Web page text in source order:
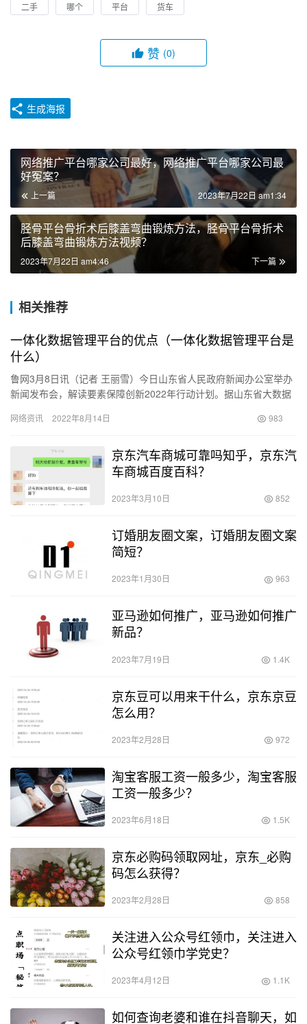
二手 哪个 平台 货车
赞 (0)
生成海报
网络推广平台哪家公司最好，网络推广平台哪家公司最
好冤案？
上一篇 2023年7月22日 am1:34
胫骨平台骨折术后膝盖弯曲锻炼方法，胫骨平台骨折术
后膝盖弯曲锻炼方法视频？
下一篇
2023年7月22日 am4:46
相关推荐
一体化数据管理平台的优点（一体化数据管理平台是
什么）
鲁网3月8日讯（记者 王丽雪）今日山东省人民政府新闻办公室举办
新闻发布会，解读要素保障创新2022年行动计划。据山东省大数据
网络资讯 2022年8月14日 983
京东汽车商城可靠吗知乎，京东汽
车商城百度百科？
2023年3月10日 852
订婚朋友圈文案，订婚朋友圈文案
简短？
2023年1月30日 963
亚马逊如何推广，亚马逊如何推广
新品？
2023年7月19日 1.4K
京东豆可以用来干什么，京东京豆
怎么用？
2023年2月28日 972
淘宝客服工资一般多少，淘宝客服
工资一般多少？
2023年6月18日 1.5K
京东必购码领取网址，京东_必购
码怎么获得？
2023年2月28日 858
关注进入公众号红领巾，关注进入
公众号红领巾学党史？
2023年4月12日 1.1K
如何查询老婆和谁在抖音聊天，如